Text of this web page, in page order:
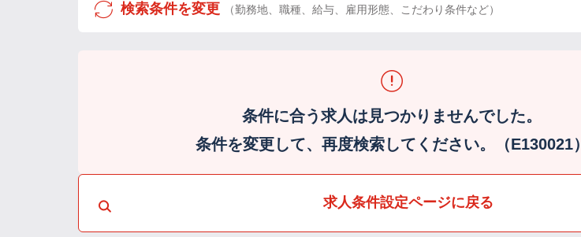
検索条件を変更 （勤務地、職種、給与、雇用形態、こだわり条件など）
条件に合う求人は見つかりませんでした。
条件を変更して、再度検索してください。（E130021）
求人条件設定ページに戻る